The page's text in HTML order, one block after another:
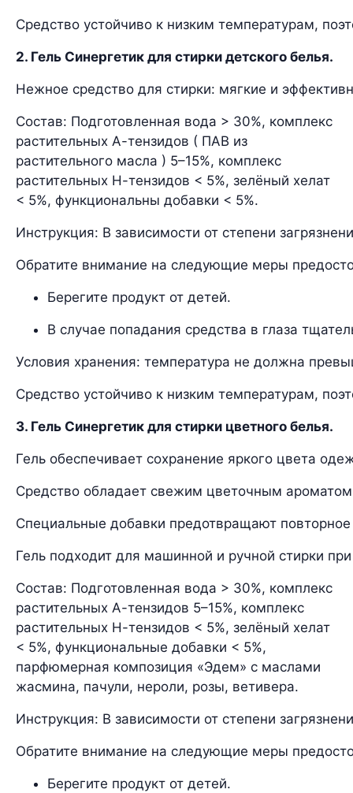
Средство устойчиво к низким температурам,
2. Гель Синергетик для стирки детского белья.
Нежное средство для стирки: мягкие и
Состав: Подготовленная вода > 30%, комплекс
растительных А-тензидов ( ПАВ из
растительного масла ) 5–15%, комплекс
растительных Н-тензидов < 5%, зелёный хелат
< 5%, функциональны добавки < 5%.
Инструкция: В зависимости от степени
Обратите внимание на следующие меры
Берегите продукт от детей.
В случае попадания средства в глаза
Условия хранения: температура не должна
Средство устойчиво к низким температурам,
3. Гель Синергетик для стирки цветного белья.
Гель обеспечивает сохранение яркого цвета
Средство обладает свежим цветочным
Специальные добавки предотвращают
Гель подходит для машинной и ручной стирки
Состав: Подготовленная вода > 30%, комплекс
растительных А-тензидов 5–15%, комплекс
растительных Н-тензидов < 5%, зелёный хелат
< 5%, функциональные добавки < 5%,
парфюмерная композиция «Эдем» с маслами
жасмина, пачули, нероли, розы, ветивера.
Инструкция: В зависимости от степени
Обратите внимание на следующие меры
Берегите продукт от детей.